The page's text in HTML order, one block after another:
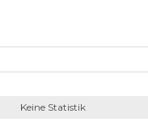
Keine Statistik